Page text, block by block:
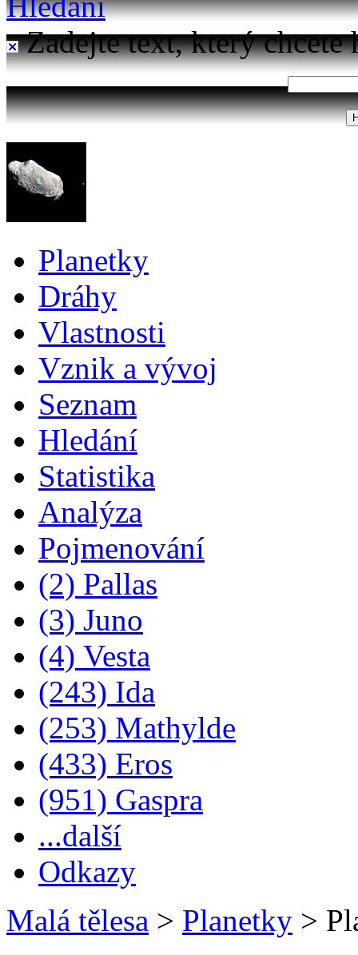
Zadejte text, který chcete
Planetky
Dráhy
Vlastnosti
Vznik a vývoj
Seznam
Hledání
Statistika
Analýza
Pojmenování
(2) Pallas
(3) Juno
(4) Vesta
(243) Ida
(253) Mathylde
(433) Eros
(951) Gaspra
...další
Odkazy
Malá tělesa > Planetky >